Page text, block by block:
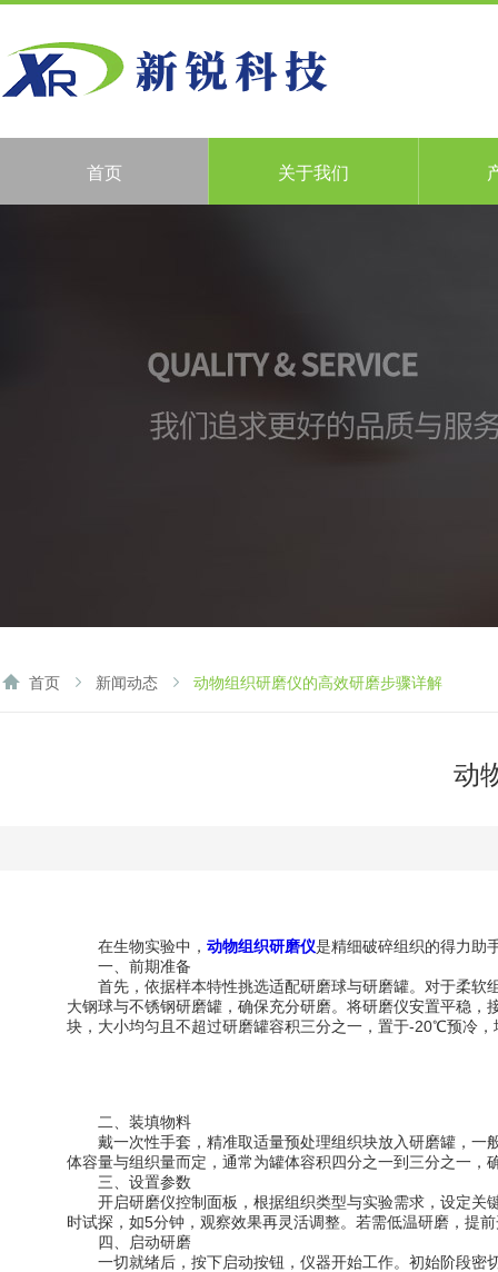
首页 关于我们
首页 新闻动态 动物组织研磨仪的高效研磨步骤详解
动
在生物实验中， 动物组织研磨仪是精细破碎组织的得力助
一、前期准备
首先，依据样本特性挑选适配研磨球与研磨罐。对于柔软
大钢球与不锈钢研磨罐，确保充分研磨。将研磨仪安置平稳
块，大小均匀且不超过研磨罐容积三分之一，置于-20℃预冷
二、装填物料
戴一次性手套，精准取适量预处理组织块放入研磨罐，一
体容量与组织量而定，通常为罐体容积四分之一到三分之一
三、设置参数
开启研磨仪控制面板，根据组织类型与实验需求，设定关
时试探，如5分钟，观察效果再灵活调整。若需低温研磨，
四、启动研磨
一切就绪后，按下启动按钮，仪器开始工作。初始阶段密